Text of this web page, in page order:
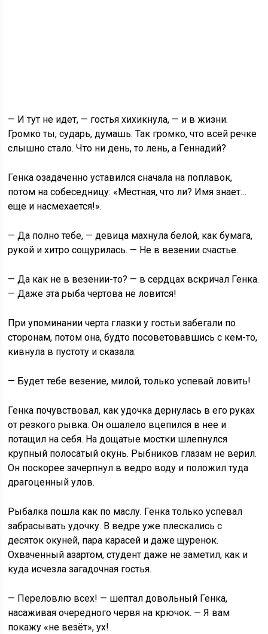
— И тут не идет, — гостья хихикнула, — и в жизни.
Громко ты, сударь, думашь. Так громко, что всей речке
слышно стало. Что ни день, то лень, а Геннадий?
Генка озадаченно уставился сначала на поплавок,
потом на собеседницу: «Местная, что ли? Имя знает…
еще и насмехается!».
— Да полно тебе, — девица махнула белой, как бумага,
рукой и хитро сощурилась. — Не в везении счастье.
— Да как не в везении-то? — в сердцах вскричал Генка.
— Даже эта рыба чертова не ловится!
При упоминании черта глазки у гостьи забегали по
сторонам, потом она, будто посоветовавшись с кем-то,
кивнула в пустоту и сказала:
— Будет тебе везение, милой, только успевай ловить!
Генка почувствовал, как удочка дернулась в его руках
от резкого рывка. Он ошалело вцепился в нее и
потащил на себя. На дощатые мостки шлепнулся
крупный полосатый окунь. Рыбников глазам не верил.
Он поскорее зачерпнул в ведро воду и положил туда
драгоценный улов.
Рыбалка пошла как по маслу. Генка только успевал
забрасывать удочку. В ведре уже плескались с
десяток окуней, пара карасей и даже щуренок.
Охваченный азартом, студент даже не заметил, как и
куда исчезла загадочная гостья.
— Переловлю всех! — шептал довольный Генка,
насаживая очередного червя на крючок. — Я вам
покажу «не везёт», ух!